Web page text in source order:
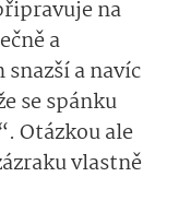
na
a
a navíc
se spánku
Otázkou ale
vlastně